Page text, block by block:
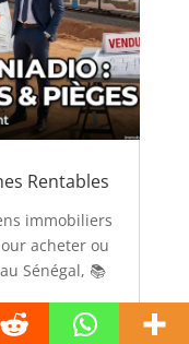
Rentables
immobiliers
acheter ou
Sénégal, 📚
: Les